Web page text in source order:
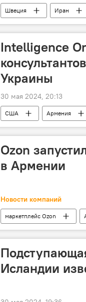
Швеция Иран
Intelligence
Украины
30 мая 2024, 20:13
США Армения
Ozon
в Армении
Новости компаний
маркетплейс Ozon
Исландии